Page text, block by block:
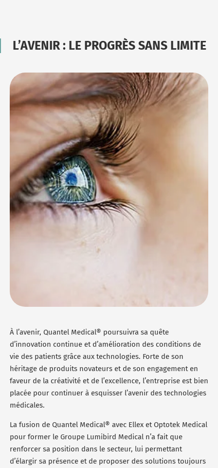
L’AVENIR : LE PROGRÈS SANS LIMITE
À l’avenir, Quantel Medical® poursuivra sa quête
d’innovation continue et d’amélioration des conditions de
vie des patients grâce aux technologies. Forte de son
héritage de produits novateurs et de son engagement en
faveur de la créativité et de l’excellence, l’entreprise est bien
placée pour continuer à esquisser l’avenir des technologies
médicales.
La fusion de Quantel Medical® avec Ellex et Optotek Medical
pour former le Groupe Lumibird Medical n’a fait que
renforcer sa position dans le secteur, lui permettant
d’élargir sa présence et de proposer des solutions toujours